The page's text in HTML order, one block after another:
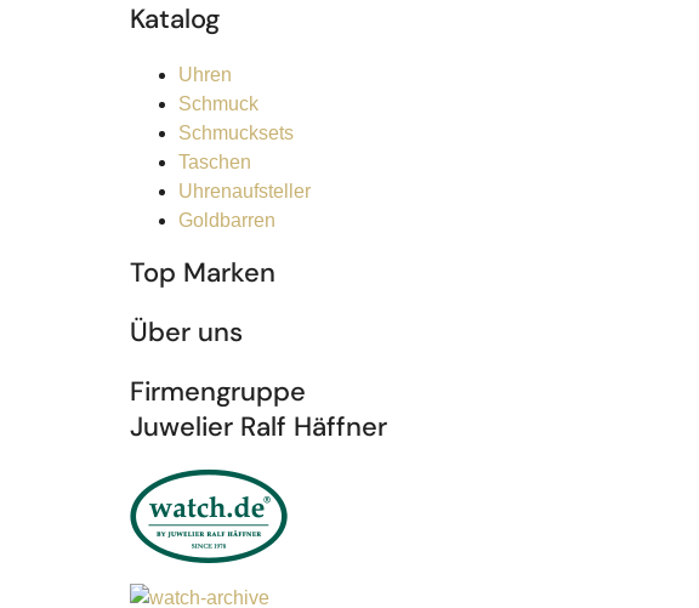
Katalog
Uhren
Schmuck
Schmucksets
Taschen
Uhrenaufsteller
Goldbarren
Top Marken
Über uns
Firmengruppe
Juwelier Ralf Häffner